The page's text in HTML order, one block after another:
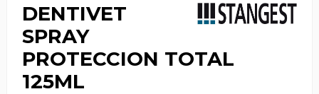
DENTIVET
SPRAY
PROTECCION TOTAL
125ML